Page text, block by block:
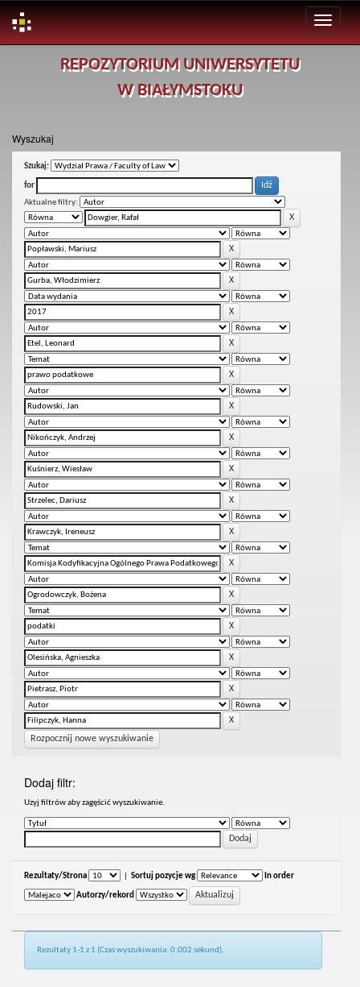
REPOZYTORIUM UNIWERSYTETU
W BIAŁYMSTOKU
Wyszukaj
Szukaj:
for
Aktualne filtry:
Rozpocznij nowe wyszukiwanie
Dodaj filtr:
Uzyj filtrów aby zagęścić wyszukiwanie.
Rezultaty/Strona Sortuj pozycje wg In order
Autorzy/rekord
Rezultaty 1-1 z 1 (Czas wyszukiwania: 0.002 sekund).